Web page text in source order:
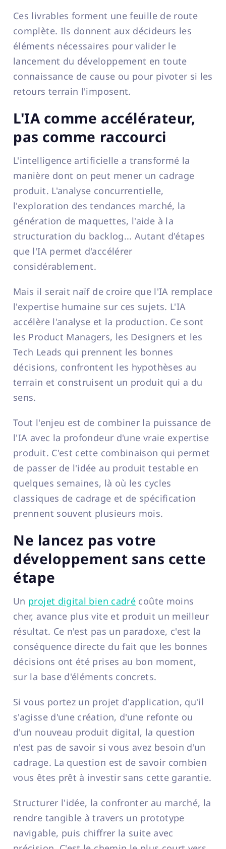
Ces livrables forment une feuille de route
complète. Ils donnent aux décideurs les
éléments nécessaires pour valider le
lancement du développement en toute
connaissance de cause ou pour pivoter si les
retours terrain l'imposent.
L'IA comme accélérateur,
pas comme raccourci
L'intelligence artificielle a transformé la
manière dont on peut mener un cadrage
produit. L'analyse concurrentielle,
l'exploration des tendances marché, la
génération de maquettes, l'aide à la
structuration du backlog... Autant d'étapes
que l'IA permet d'accélérer
considérablement.
Mais il serait naïf de croire que l'IA remplace
l'expertise humaine sur ces sujets. L'IA
accélère l'analyse et la production. Ce sont
les Product Managers, les Designers et les
Tech Leads qui prennent les bonnes
décisions, confrontent les hypothèses au
terrain et construisent un produit qui a du
sens.
Tout l'enjeu est de combiner la puissance de
l'IA avec la profondeur d'une vraie expertise
produit. C'est cette combinaison qui permet
de passer de l'idée au produit testable en
quelques semaines, là où les cycles
classiques de cadrage et de spécification
prennent souvent plusieurs mois.
Ne lancez pas votre
développement sans cette
étape
Un projet digital bien cadré coûte moins
cher, avance plus vite et produit un meilleur
résultat. Ce n'est pas un paradoxe, c'est la
conséquence directe du fait que les bonnes
décisions ont été prises au bon moment,
sur la base d'éléments concrets.
Si vous portez un projet d'application, qu'il
s'agisse d'une création, d'une refonte ou
d'un nouveau produit digital, la question
n'est pas de savoir si vous avez besoin d'un
cadrage. La question est de savoir combien
vous êtes prêt à investir sans cette garantie.
Structurer l'idée, la confronter au marché, la
rendre tangible à travers un prototype
navigable, puis chiffrer la suite avec